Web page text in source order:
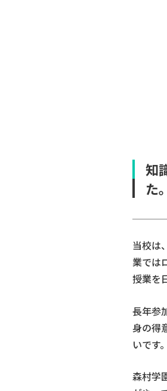
知
た。
当校は
業では
授業を
長年参
身の得
いです。
森村学